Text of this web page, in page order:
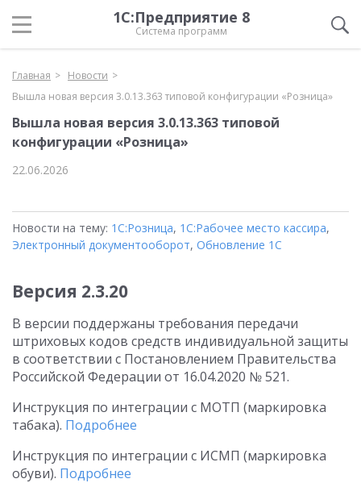
1С:Предприятие 8
Система программ
Главная
Новости
Вышла новая версия 3.0.13.363 типовой конфигурации «Розница»
Вышла новая версия 3.0.13.363 типовой
конфигурации «Розница»
22.06.2026
Новости на тему: 1С:Розница, 1С:Рабочее место кассира,
Электронный документооборот, Обновление 1С
Версия 2.3.20
В версии поддержаны требования передачи
штриховых кодов средств индивидуальной защиты
в соответствии с Постановлением Правительства
Российской Федерации от 16.04.2020 № 521.
Инструкция по интеграции с МОТП (маркировка
табака). Подробнее
Инструкция по интеграции с ИСМП (маркировка
обуви). Подробнее